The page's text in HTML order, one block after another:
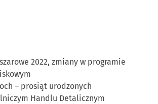
2022, zmiany w programie
– prosiąt urodzonych
Handlu Detalicznym